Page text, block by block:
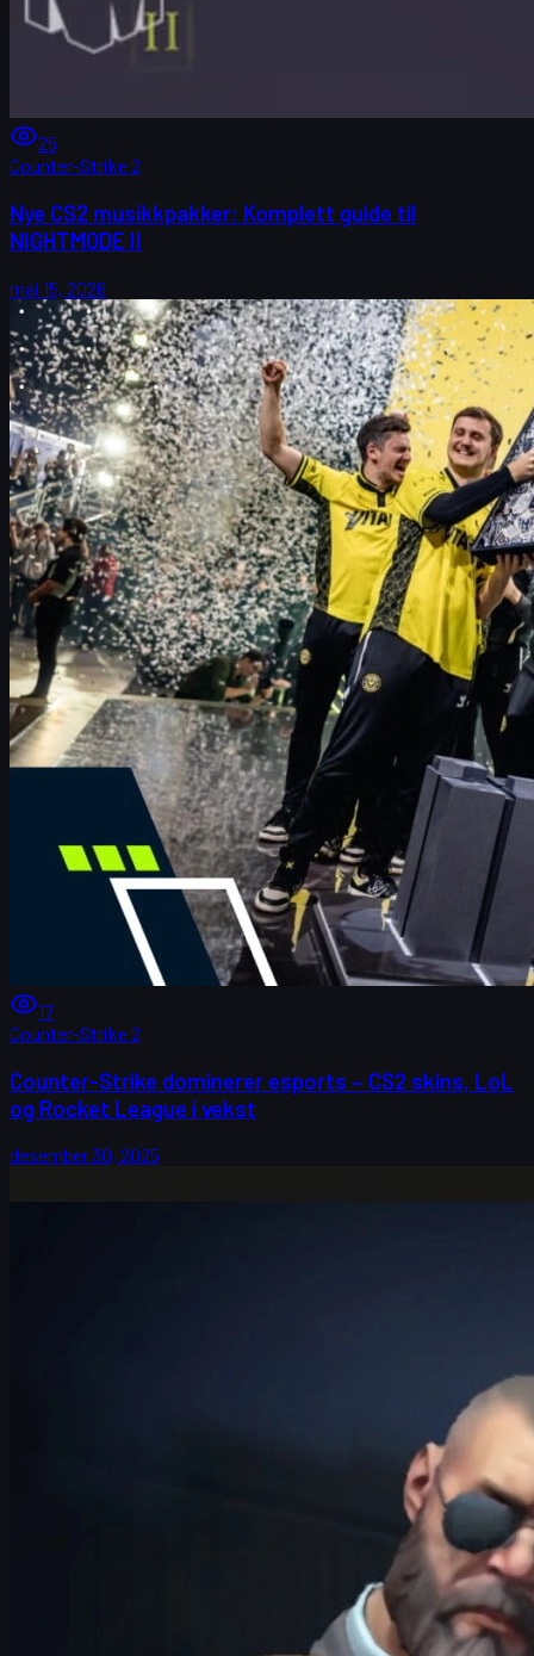
25
Counter-Strike 2
Nye CS2 musikkpakker: Komplett guide til
NIGHTMODE II
mai 15, 2026
17
Counter-Strike 2
Counter-Strike dominerer esports – CS2 skins, LoL
og Rocket League i vekst
desember 30, 2025